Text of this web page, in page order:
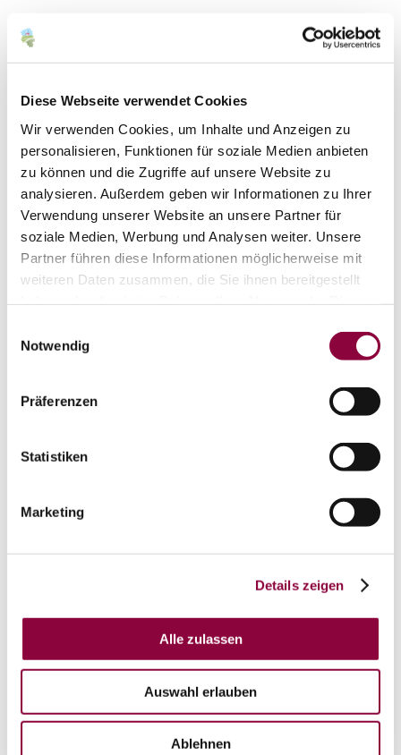
Diese Webseite verwendet Cookies
Wir verwenden Cookies, um Inhalte und Anzeigen zu
personalisieren, Funktionen für soziale Medien anbieten
zu können und die Zugriffe auf unsere Website zu
analysieren. Außerdem geben wir Informationen zu Ihrer
Verwendung unserer Website an unsere Partner für
soziale Medien, Werbung und Analysen weiter. Unsere
Partner führen diese Informationen möglicherweise mit
weiteren Daten zusammen, die Sie ihnen bereitgestellt
Notwendig
Präferenzen
Statistiken
Marketing
Details zeigen
Alle zulassen
Auswahl erlauben
Ablehnen
Kontakt
Kontaktinformationen: